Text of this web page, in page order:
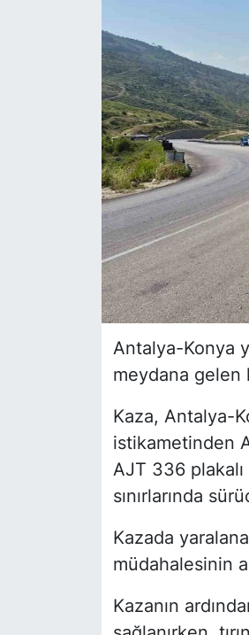
Antalya-Konya
meydana gelen
Kaza, Antalya-
istikametinden
AJT 336
sınırlarında
Kazada
müdahalesinin
Kazanın
Siyaset
YEREL HABER
Haberde insan
Tanıtım